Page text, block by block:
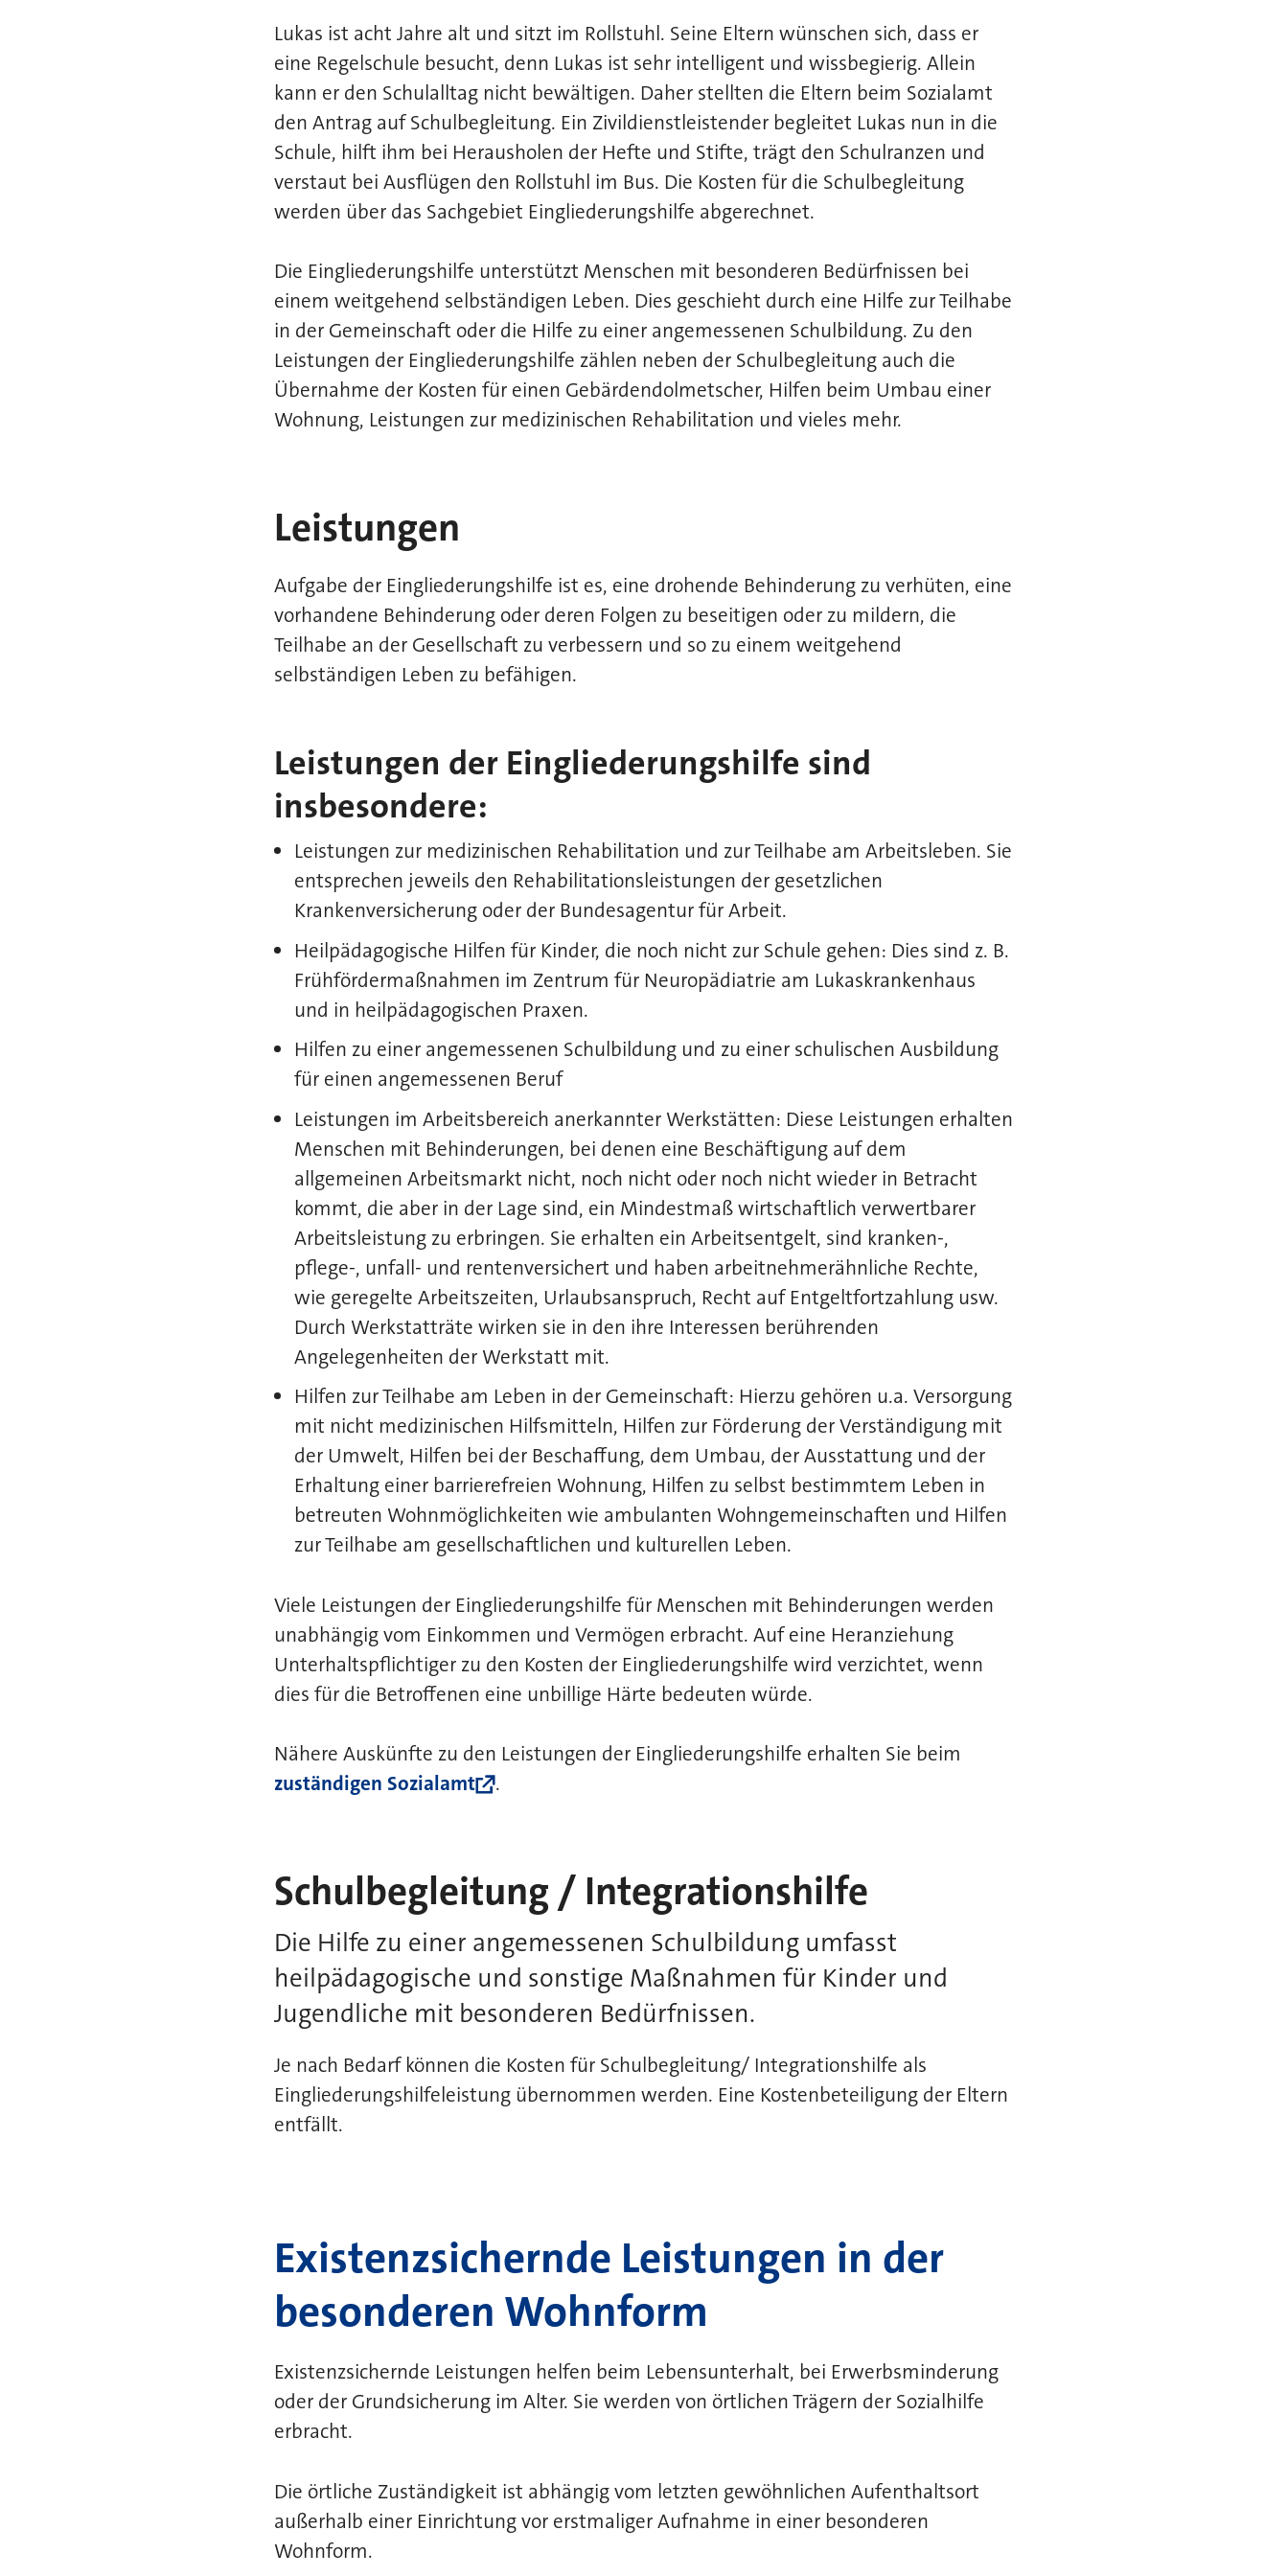
Lukas ist acht Jahre alt und sitzt im Rollstuhl. Seine Eltern wünschen sich, dass er
eine Regelschule besucht, denn Lukas ist sehr intelligent und wissbegierig. Allein
kann er den Schulalltag nicht bewältigen. Daher stellten die Eltern beim Sozialamt
den Antrag auf Schulbegleitung. Ein Zivildienstleistender begleitet Lukas nun in die
Schule, hilft ihm bei Herausholen der Hefte und Stifte, trägt den Schulranzen und
verstaut bei Ausflügen den Rollstuhl im Bus. Die Kosten für die Schulbegleitung
werden über das Sachgebiet Eingliederungshilfe abgerechnet.
Die Eingliederungshilfe unterstützt Menschen mit besonderen Bedürfnissen bei
einem weitgehend selbständigen Leben. Dies geschieht durch eine Hilfe zur Teilhabe
in der Gemeinschaft oder die Hilfe zu einer angemessenen Schulbildung. Zu den
Leistungen der Eingliederungshilfe zählen neben der Schulbegleitung auch die
Übernahme der Kosten für einen Gebärdendolmetscher, Hilfen beim Umbau einer
Wohnung, Leistungen zur medizinischen Rehabilitation und vieles mehr.
Leistungen
Aufgabe der Eingliederungshilfe ist es, eine drohende Behinderung zu verhüten, eine
vorhandene Behinderung oder deren Folgen zu beseitigen oder zu mildern, die
Teilhabe an der Gesellschaft zu verbessern und so zu einem weitgehend
selbständigen Leben zu befähigen.
Leistungen der Eingliederungshilfe sind
insbesondere:
Leistungen zur medizinischen Rehabilitation und zur Teilhabe am Arbeitsleben. Sie
entsprechen jeweils den Rehabilitationsleistungen der gesetzlichen
Krankenversicherung oder der Bundesagentur für Arbeit.
Heilpädagogische Hilfen für Kinder, die noch nicht zur Schule gehen: Dies sind z. B.
Frühfördermaßnahmen im Zentrum für Neuropädiatrie am Lukaskrankenhaus
und in heilpädagogischen Praxen.
Hilfen zu einer angemessenen Schulbildung und zu einer schulischen Ausbildung
für einen angemessenen Beruf
Leistungen im Arbeitsbereich anerkannter Werkstätten: Diese Leistungen erhalten
Menschen mit Behinderungen, bei denen eine Beschäftigung auf dem
allgemeinen Arbeitsmarkt nicht, noch nicht oder noch nicht wieder in Betracht
kommt, die aber in der Lage sind, ein Mindestmaß wirtschaftlich verwertbarer
Arbeitsleistung zu erbringen. Sie erhalten ein Arbeitsentgelt, sind kranken-,
pflege-, unfall- und rentenversichert und haben arbeitnehmerähnliche Rechte,
wie geregelte Arbeitszeiten, Urlaubsanspruch, Recht auf Entgeltfortzahlung usw.
Durch Werkstatträte wirken sie in den ihre Interessen berührenden
Angelegenheiten der Werkstatt mit.
Hilfen zur Teilhabe am Leben in der Gemeinschaft: Hierzu gehören u.a. Versorgung
mit nicht medizinischen Hilfsmitteln, Hilfen zur Förderung der Verständigung mit
der Umwelt, Hilfen bei der Beschaffung, dem Umbau, der Ausstattung und der
Erhaltung einer barrierefreien Wohnung, Hilfen zu selbst bestimmtem Leben in
betreuten Wohnmöglichkeiten wie ambulanten Wohngemeinschaften und Hilfen
zur Teilhabe am gesellschaftlichen und kulturellen Leben.
Viele Leistungen der Eingliederungshilfe für Menschen mit Behinderungen werden
unabhängig vom Einkommen und Vermögen erbracht. Auf eine Heranziehung
Unterhaltspflichtiger zu den Kosten der Eingliederungshilfe wird verzichtet, wenn
dies für die Betroffenen eine unbillige Härte bedeuten würde.
Nähere Auskünfte zu den Leistungen der Eingliederungshilfe erhalten Sie beim
zuständigen Sozialamt
.
Schulbegleitung / Integrationshilfe
Die Hilfe zu einer angemessenen Schulbildung umfasst
heilpädagogische und sonstige Maßnahmen für Kinder und
Jugendliche mit besonderen Bedürfnissen.
Je nach Bedarf können die Kosten für Schulbegleitung/ Integrationshilfe als
Eingliederungshilfeleistung übernommen werden. Eine Kostenbeteiligung der Eltern
entfällt.
Existenzsichernde Leistungen in der
besonderen Wohnform
Existenzsichernde Leistungen helfen beim Lebensunterhalt, bei Erwerbsminderung
oder der Grundsicherung im Alter. Sie werden von örtlichen Trägern der Sozialhilfe
erbracht.
Die örtliche Zuständigkeit ist abhängig vom letzten gewöhnlichen Aufenthaltsort
außerhalb einer Einrichtung vor erstmaliger Aufnahme in einer besonderen
Wohnform.